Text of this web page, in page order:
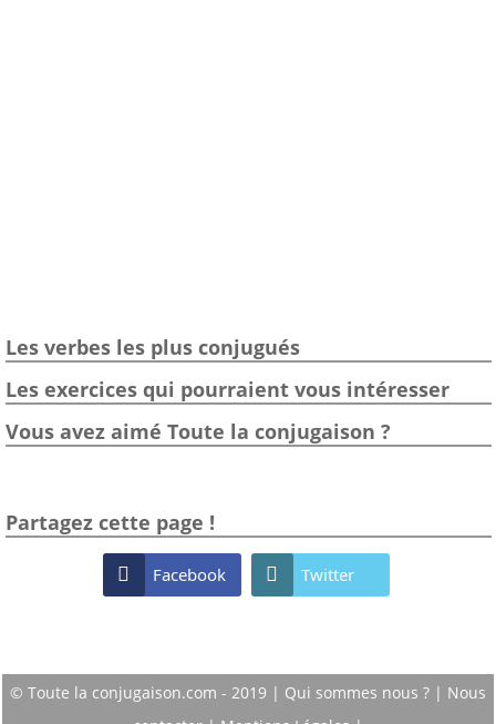
Les verbes les plus conjugués
Les exercices qui pourraient vous intéresser
Vous avez aimé Toute la conjugaison ?
Partagez cette page !
 Facebook  Twitter
© Toute la conjugaison.com - 2019 | Qui sommes nous ? | Nous